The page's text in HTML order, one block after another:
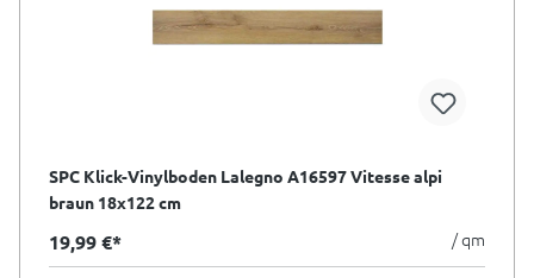
SPC Klick-Vinylboden Lalegno A16597 Vitesse alpi
braun 18x122 cm
19,99 €* / qm